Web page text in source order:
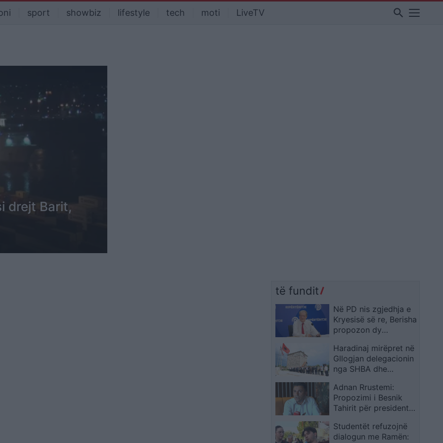
sport showbiz lifestyle tech moti LiveTV search
drejt Barit,
të fundit
Në PD nis zgjedhja e
Kryesisë së re, Berisha
propozon dy
drejtimin e Këshillit
Kombëtar dhe
deputetët spikasin në
Haradinaj mirëpret në
Gllogjan delegacionin
nga SHBA dhe
Daniel Serwer e Mario
Marquez
Adnan Rrustemi:
Propozimi i Besnik
Tahirit për president
kishte shmangur
krizën
Studentët refuzojnë
dialogun me Ramën: